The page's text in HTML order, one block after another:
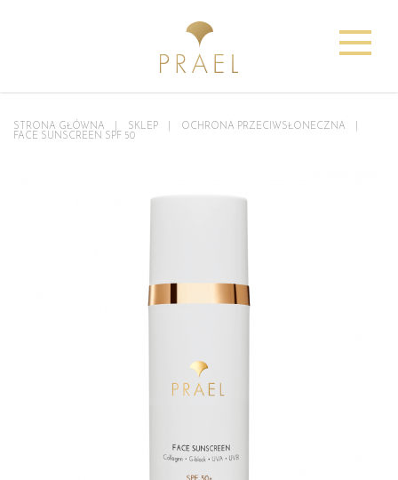
STRONA GŁÓWNA SKLEP
OCHRONA PRZECIWSŁONECZNA
FACE SUNSCREEN SPF 50